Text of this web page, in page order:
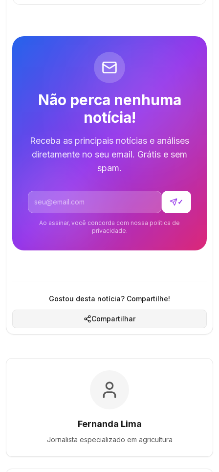
Não perca nenhuma
notícia!
Receba as principais notícias e análises
diretamente no seu email. Grátis e sem
spam.
Endereço de email
✓
Ao assinar, você concorda com nossa política de
privacidade.
Gostou desta notícia? Compartilhe!
Compartilhar
Fernanda Lima
Jornalista especializado em agricultura